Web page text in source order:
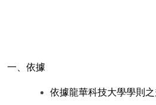
一、依據
依據龍華科技大學學則